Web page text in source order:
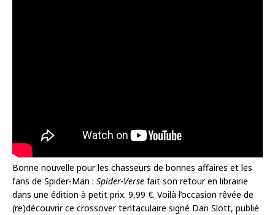
Bonne nouvelle pour les chasseurs de bonnes affaires et les
fans de Spider-Man : Spider-Verse fait son retour en librairie
dans une édition à petit prix. 9,99 €. Voilà l’occasion rêvée de
(re)découvrir ce crossover tentaculaire signé Dan Slott, publié